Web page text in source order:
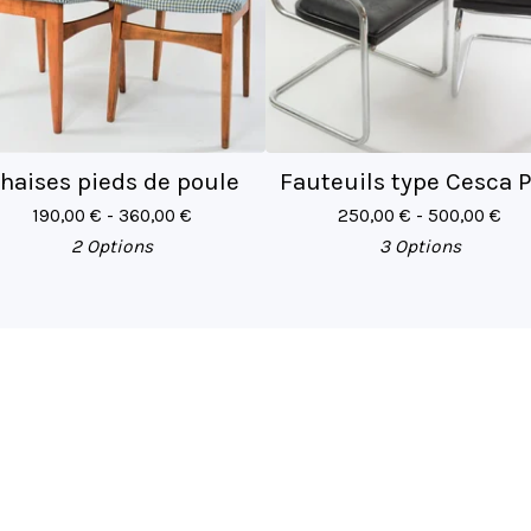
pieds de poule
190,00 € - 360,00 €
2 Options
Fauteuils type Cesca
250,00 € - 500,00 €
3 Options